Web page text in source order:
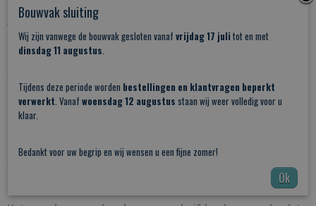
Voor wie functionaliteit en desing belangrijk vinden is dit de geschikte
deurgreep.
strakke en moderne uitstraling krijgt die in ieder interieur toepasbaar
Bouwvak sluiting
Wij zijn vanwege de bouwvak gesloten vanaf vrijdag 17 juli tot en met
dinsdag 11 augustus.
Tijdens deze periode worden bestellingen en klantvragen beperkt
verwerkt. Vanaf woensdag 12 augustus staan wij weer volledig voor u
klaar.
Bedankt voor uw begrip en wij wensen u een fijne zomer!
Ok